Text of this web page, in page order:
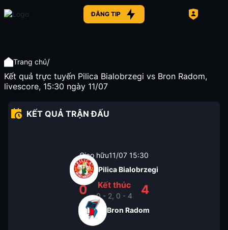
ĐĂNG TIP
Trang chủ/
Kết quả trực tuyến Pilica Bialobrzegi vs Bron Radom,
livescore, 15:30 ngày 11/07
KẾT QUẢ TRẬN ĐẤU
Giao hữu11/07 15:30
Pilica Bialobrzegi
0 Kết thúc
0 - 2, 0 - 4 4
Bron Radom